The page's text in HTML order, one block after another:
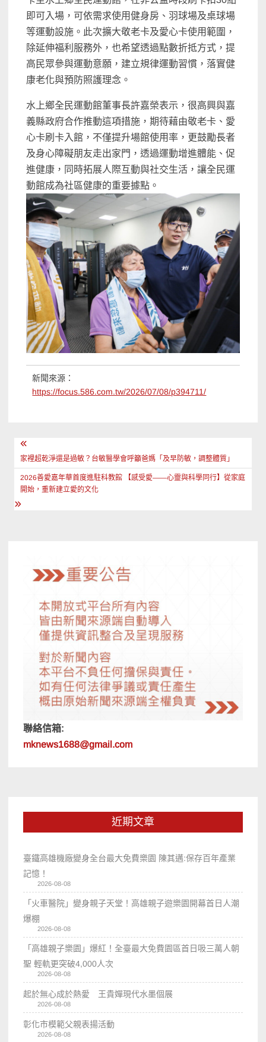
即可入場，可依需求使用健身房、羽球場及桌球場
等運動設施。此次擴大敬老卡及愛心卡使用範圍，
除延伸福利服務外，也希望透過點數折抵方式，提
高民眾參與運動意願，建立規律運動習慣，落實健
康老化與預防照護理念。
水上鄉全民運動館董事長許嘉榮表示，很高興與嘉
義縣政府合作推動這項措施，期待藉由敬老卡、愛
心卡刷卡入館，不僅提升場館使用率，更鼓勵長者
及身心障礙朋友走出家門，透過運動增進體能、促
進健康，同時拓展人際互動與社交生活，讓全民運
動館成為社區健康的重要據點。
新聞來源：
https://focus.586.com.tw/2026/07/08/p394711/
文
章
導
覽
家裡超乾淨還是過敏？台敏醫學會呼籲爸媽「及早防敏，調整體質」
2026善愛嘉年華首度進駐科教館 【感受愛——心靈與科學同行】從家庭
開始，重新建立愛的文化
聯絡信箱:
mknews1688@gmail.com
近期文章
臺鐵高雄機廠變身全台最大免費樂園 陳其邁:保存百年產業
記憶！
2026-08-08
「火車醫院」變身親子天堂！高雄親子遊樂園開幕首日人潮
爆棚
2026-08-08
「高雄親子樂園」爆紅！全臺最大免費園區首日吸三萬人朝
聖 輕軌更突破4,000人次
2026-08-08
起於無心成於熱愛 王貴嬋現代水墨個展
2026-08-08
彰化市模範父親表揚活動
2026-08-08